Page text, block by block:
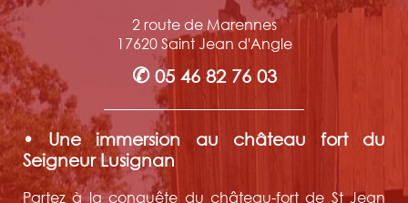
2 route de Marennes
17620 Saint Jean d'Angle
✆ 05 46 82 76 03
• Une immersion au château fort du
Seigneur Lusignan
Partez à la conquête du château-fort de St Jean